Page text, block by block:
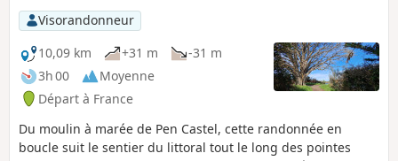
Visorandonneur
10,09 km
+31 m
-31 m
3h 00
Moyenne
Départ à France
Du moulin à marée de Pen Castel, cette randonnée en
boucle suit le sentier du littoral tout le long des pointes